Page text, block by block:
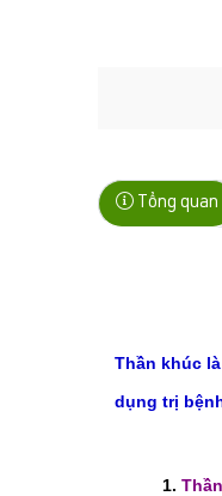
Tổng quan
Thần khúc
dụng trị
1.